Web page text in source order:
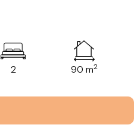
2 90 m2